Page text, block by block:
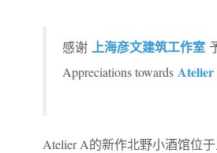
感谢 上海彦文建筑工作室
Appreciations towards Atelier
Atelier A的新作北野小酒馆位